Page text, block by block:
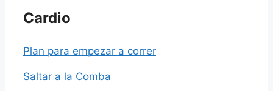
Cardio
Plan para empezar a correr
Saltar a la Comba